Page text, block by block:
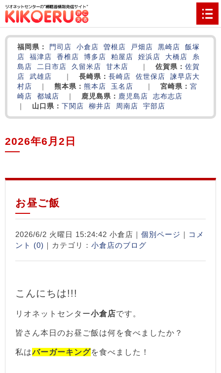
福岡県： 門司店 小倉店 曽根店 戸畑店 黒崎店
飯塚
店
福津店 香椎店 博多店 粕屋店 姪浜店 大橋店
糸
島店
二日市店 久留米店 甘木店 佐賀県： 佐賀
店
武雄店 長崎県： 長崎店 佐世保店 諫早店大
村店
熊本県： 熊本店 玉名店 宮崎県： 宮
崎店
都城店 鹿児島県： 鹿児島店
志布志店
山口県： 下関店 柳井店 周南店 宇部店
2026年6月2日
お昼ご飯
2026/6/2 火曜日 15:24:42 小倉店｜ 個別ページ ｜ コメ
ント (0) ｜カテゴリ： 小倉店のブログ
こんにちは!!!
リオネットセンター小倉店です。
皆さん本日のお昼ご飯は何を食べましたか？
私はバーガーキングを食べました！